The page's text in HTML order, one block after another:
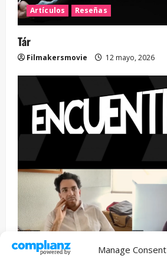
Manage Consent
Artículos Reseñas
Tár
Filmakersmovie 12 mayo, 2026
Entrevista Series